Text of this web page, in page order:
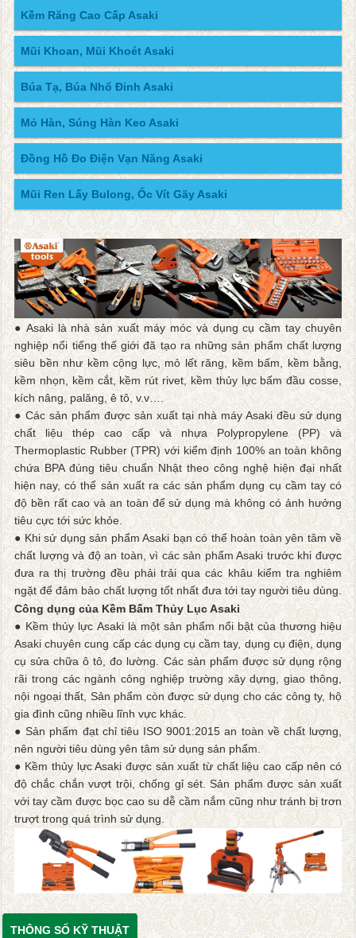
Kềm Răng Cao Cấp Asaki
Mũi Khoan, Mũi Khoét Asaki
Búa Tạ, Búa Nhổ Đinh Asaki
Mỏ Hàn, Súng Hàn Keo Asaki
Đồng Hồ Đo Điện Vạn Năng Asaki
Mũi Ren Lấy Bulong, Ốc Vít Gãy Asaki
● Asaki là nhà sản xuất máy móc và dụng cụ cầm tay chuyên
nghiệp nổi tiếng thế giới đã tạo ra những sản phẩm chất lượng
siêu bền như kềm cộng lực, mỏ lết răng, kềm bấm, kềm bằng,
kềm nhọn, kềm cắt, kềm rút rivet, kềm thủy lực bấm đầu cosse,
kích nâng, palăng, ê tô, v.v….
● Các sản phẩm được sản xuất tại nhà máy Asaki đều sử dụng
chất liệu thép cao cấp và nhựa Polypropylene (PP) và
Thermoplastic Rubber (TPR) với kiểm định 100% an toàn không
chứa BPA đúng tiêu chuẩn Nhật theo công nghệ hiện đại nhất
hiện nay, có thể sản xuất ra các sản phẩm dụng cụ cầm tay có
độ bền rất cao và an toàn để sử dụng mà không có ảnh hưởng
tiêu cực tới sức khỏe.
● Khi sử dụng sản phẩm Asaki bạn có thể hoàn toàn yên tâm về
chất lượng và độ an toàn, vì các sản phẩm Asaki trước khi được
đưa ra thị trường đều phải trải qua các khâu kiểm tra nghiêm
ngặt để đảm bảo chất lượng tốt nhất đưa tới tay người tiêu dùng.
Công dụng của Kềm Bấm Thủy Lục Asaki
● Kềm thủy lực Asaki là một sản phẩm nổi bật của thương hiệu
Asaki chuyên cung cấp các dụng cụ cầm tay, dụng cụ điện, dụng
cụ sửa chữa ô tô, đo lường. Các sản phẩm được sử dụng rộng
rãi trong các ngành công nghiệp trường xây dựng, giao thông,
nội ngoại thất, Sản phẩm còn được sử dụng cho các công ty, hộ
gia đình cũng nhiều lĩnh vực khác.
● Sản phẩm đạt chỉ tiêu ISO 9001:2015 an toàn về chất lượng,
nên người tiêu dùng yên tâm sử dụng sản phẩm.
● Kềm thủy lực Asaki được sản xuất từ chất liệu cao cấp nên có
độ chắc chắn vượt trội, chống gỉ sét. Sản phẩm được sản xuất
với tay cầm được bọc cao su dễ cầm nắm cũng như tránh bị trơn
trượt trong quá trình sử dụng.
THÔNG SỐ KỸ THUẬT